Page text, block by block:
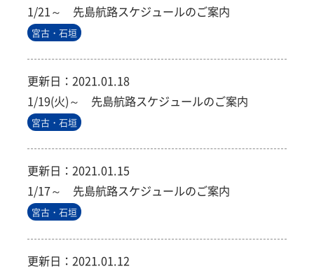
1/21～ 先島航路スケジュールのご案内
宮古・石垣
更新日： 2021.01.18
1/19(火)～ 先島航路スケジュールのご案内
宮古・石垣
更新日： 2021.01.15
1/17～ 先島航路スケジュールのご案内
宮古・石垣
更新日： 2021.01.12